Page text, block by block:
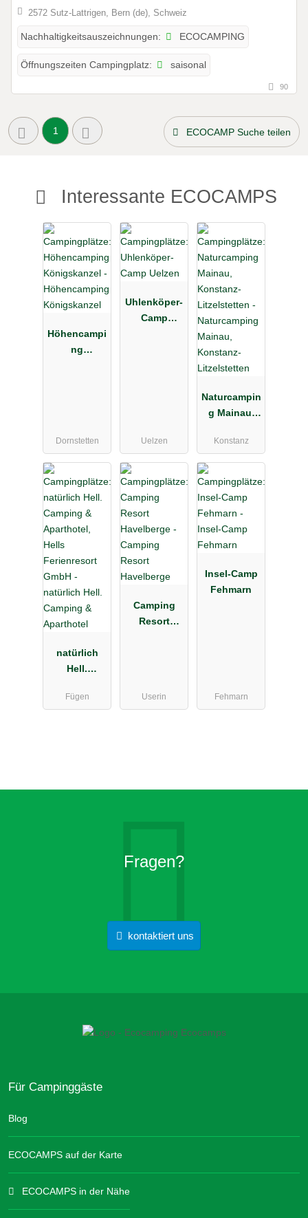
2572 Sutz-Lattrigen, Bern (de), Schweiz
Nachhaltigkeitsauszeichnungen: ECOCAMPING
Öffnungszeiten Campingplatz: saisonal
90
1 ECOCAMP Suche teilen
Interessante ECOCAMPS
Höhencampi
ng
Dornstetten
Uhlenköper-
Camp
Uelzen
Naturcampin
g Mainau,
Litzelstetten
Konstanz
natürlich
Hell.
Aparthotel
Fügen
Camping
Resort
Userin
Insel-Camp
Fehmarn
Fehmarn
Fragen?
kontaktiert uns
Für Campinggäste
Blog
ECOCAMPS auf der Karte
ECOCAMPS in der Nähe